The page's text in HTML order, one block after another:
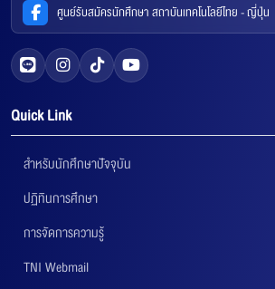
ศูนย์รับสมัครนักศึกษา สถาบันเทคโนโลยีไทย - ญี่ปุ่น
Quick Link
สำหรับนักศึกษาปัจจุบัน
ปฏิทินการศึกษา
การจัดการความรู้
TNI Webmail